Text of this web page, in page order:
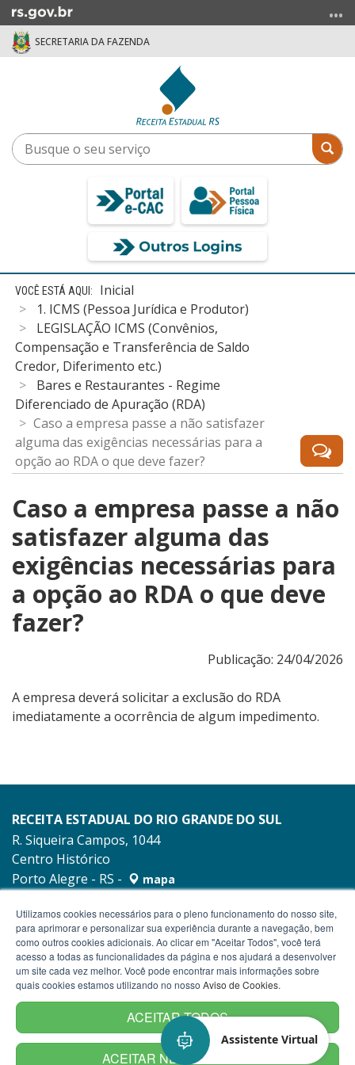
para
menu
SECRETARIA DA FAZENDA
Busque
o
Início
conteúdo
Inicial
1. ICMS (Pessoa Jurídica e Produtor)
LEGISLAÇÃO ICMS (Convênios,
Compensação e Transferência de Saldo
Credor, Diferimento etc.)
Bares e Restaurantes - Regime
Diferenciado de Apuração (RDA)
Caso a empresa passe a não satisfazer
alguma das exigências necessárias para a
opção ao RDA o que deve fazer?
Caso a empresa passe a não
satisfazer alguma das
exigências necessárias para
a opção ao RDA o que deve
fazer?
Publicação: 24/04/2026
A empresa deverá solicitar a exclusão do RDA
imediatamente a ocorrência de algum impedimento.
RECEITA ESTADUAL DO RIO GRANDE DO SUL
R. Siqueira Campos, 1044
Centro Histórico
Porto Alegre - RS -
mapa
Assistente Virtual
Utilizamos cookies necessários para o pleno funcionamento do nosso site,
para aprimorar e personalizar sua experiência durante a navegação, bem
como outros cookies adicionais. Ao clicar em "Aceitar Todos", você terá
acesso a todas as funcionalidades da página e nos ajudará a desenvolver
um site cada vez melhor. Você pode encontrar mais informações sobre
quais cookies estamos utilizando no nosso Aviso de Cookies.
ACEITAR TODOS
ACEITAR NECESSÁRIOS